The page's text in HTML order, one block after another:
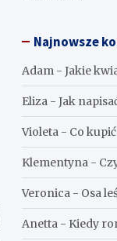
Najnowsze
Adam -Jakie
Eliza -Jak
Violeta - Co
Klementyna -
Veronica - Osa
Anetta - Kiedy